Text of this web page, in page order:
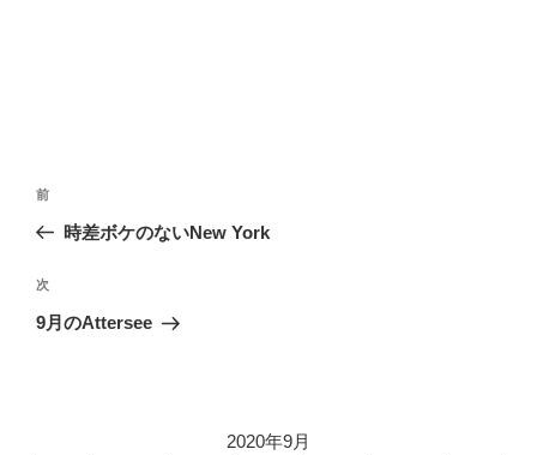
投
ナ
ビ
ゲ
前
の
稿
前
時差ボケのないNew York
次
の
次
9月のAttersee
2020年9月